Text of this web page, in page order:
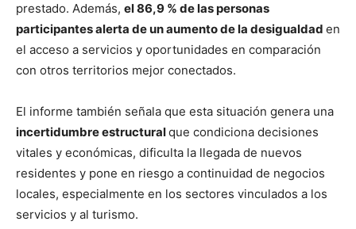
prestado. Además, el 86,9 % de las personas
participantes alerta de un aumento de la desigualdad en
el acceso a servicios y oportunidades en comparación
con otros territorios mejor conectados.
El informe también señala que esta situación genera una
incertidumbre estructuralque condiciona decisiones
vitales y económicas, dificulta la llegada de nuevos
residentes y pone en riesgo a continuidad de negocios
locales, especialmente en los sectores vinculados a los
servicios y al turismo.